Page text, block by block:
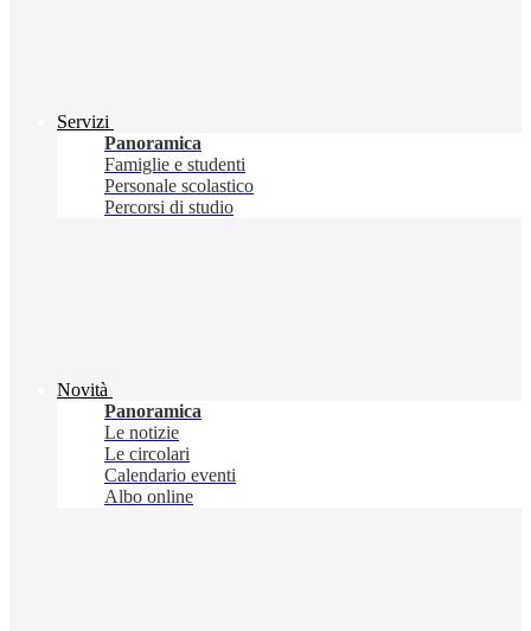
Servizi
Panoramica
Famiglie e studenti
Personale scolastico
Percorsi di studio
Novità
Panoramica
Le notizie
Le circolari
Calendario eventi
Albo online